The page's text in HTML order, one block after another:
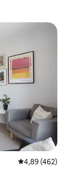
4,89 av 5 i
4,89 (462)